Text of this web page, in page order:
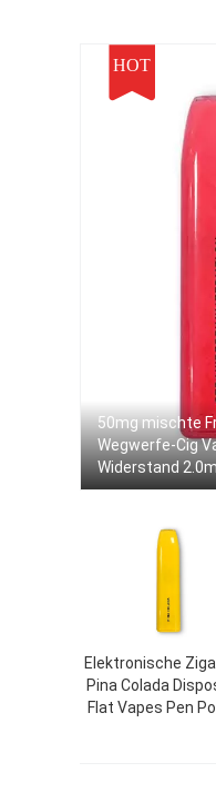
HOT
50mg mischte
Wegwerfe-Cig
Widerstand
Elektronische
Pina Colada
Flat Vapes Pen